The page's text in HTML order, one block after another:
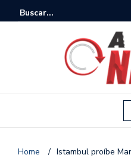
Home / Istambul proíbe